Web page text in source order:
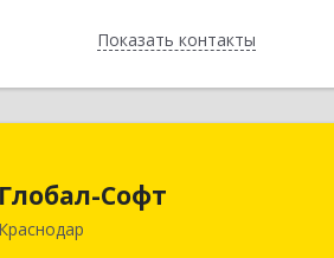
Показать контакты
Назад
Глобал-Софт
Краснодар
350018, Краснодарский
Краснодар г, Сормовская ул, дом №